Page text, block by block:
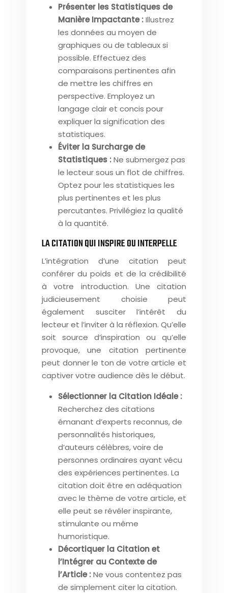
Présenter les Statistiques de
Manière Impactante :Illustrez
les données au moyen de
graphiques ou de tableaux si
possible. Effectuez des
comparaisons pertinentes afin
de mettre les chiffres en
perspective. Employez un
langage clair et concis pour
expliquer la signification des
statistiques.
Éviter la Surcharge de
Statistiques :Ne submergez pas
le lecteur sous un flot de chiffres.
Optez pour les statistiques les
plus pertinentes et les plus
percutantes. Privilégiez la qualité
à la quantité.
LA CITATION QUI INSPIRE OU INTERPELLE
L’intégration d’une citation peut
conférer du poids et de la crédibilité
à votre introduction. Une citation
judicieusement choisie peut
également susciter l’intérêt du
lecteur et l’inviter à la réflexion. Qu’elle
soit source d’inspiration ou qu’elle
provoque, une citation pertinente
peut donner le ton de votre article et
captiver votre audience dès le début.
Sélectionner la Citation Idéale :
Recherchez des citations
émanant d’experts reconnus, de
personnalités historiques,
d’auteurs célèbres, voire de
personnes ordinaires ayant vécu
des expériences pertinentes. La
citation doit être en adéquation
avec le thème de votre article, et
elle peut se révéler inspirante,
stimulante ou même
humoristique.
Décortiquer la Citation et
l’Intégrer au Contexte de
l’Article :Ne vous contentez pas
de simplement citer la citation.